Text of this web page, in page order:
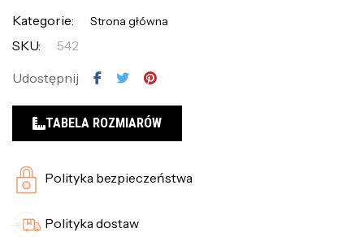
Kategorie: Strona główna
SKU:
542
Udostępnij
TABELA ROZMIARÓW
Polityka bezpieczeństwa
Polityka dostaw